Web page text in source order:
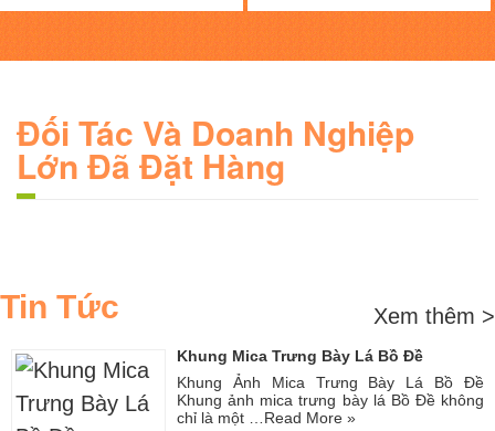
Đối Tác Và Doanh Nghiệp
Lớn Đã Đặt Hàng
Tin Tức Xem thêm >
Khung Mica Trưng Bày Lá Bồ Đề
Khung Ảnh Mica Trưng Bày Lá Bồ Đề
Khung ảnh mica trưng bày lá Bồ Đề không
chỉ là một … Read More »